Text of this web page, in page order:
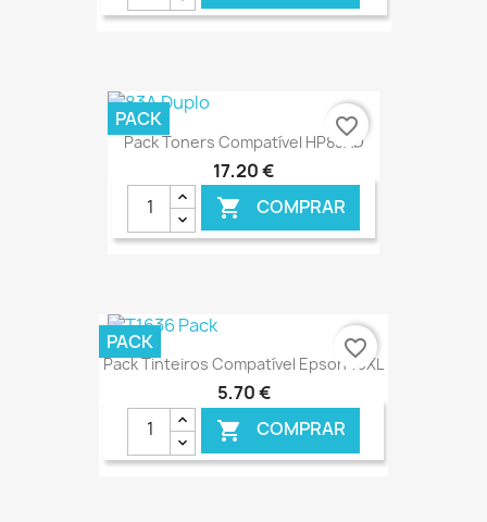
€ ONLINE
Pack Toners Compatível HP83AD
17,20 €
 COMPRAR
€ ONLINE
PACK favorite_border
Pack Tinteiros Compatível Epson 16XL
5,70 €
 COMPRAR
PACK favorite_border